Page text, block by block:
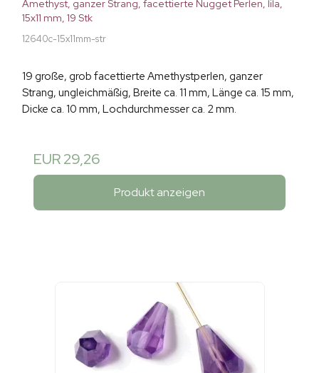
Amethyst, ganzer Strang, facettierte Nugget Perlen, lila,
15x11 mm, 19 Stk
12640c-15x11mm-str
19 große, grob facettierte Amethystperlen, ganzer
Strang, ungleichmäßig, Breite ca. 11 mm, Länge ca. 15 mm,
Dicke ca. 10 mm, Lochdurchmesser ca. 2 mm.
EUR 29,26
Produkt anzeigen